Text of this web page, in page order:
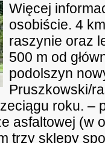
Więcej
osobiście. 4
raszynie oraz
500 m od
podolszyn
Pruszkowski/
roku. –
asfaltowej (w
trzy sklepy